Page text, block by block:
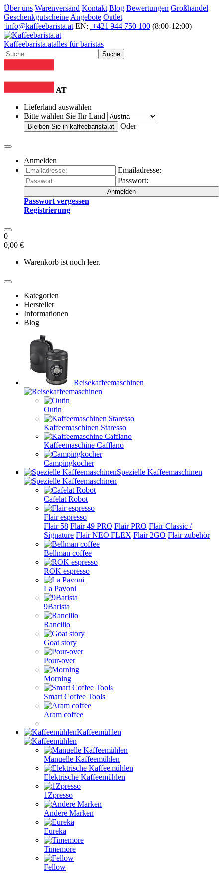
Über uns Warenversand Kontakt Blog Bewertungen Großhandel
Geschenkgutscheine Angebote Outlet
info@kaffeebarista.at EN: +421 944 750 100 (8:00-12:00)
Kaffeebarista.atalles für baristas
Suche
AT
Lieferland auswählen
Bitte wählen Sie Ihr Land
Bleiben Sie in kaffeebarista.at Oder
Anmelden
Emailadresse:
Passwort:
Anmelden
Passwort vergessen
Registrierung
0
0,00 €
Warenkorb ist noch leer.
Kategorien
Hersteller
Informationen
Blog
Reisekaffeemaschinen
Outin
Kaffeemaschinen Staresso
Kaffeemaschine Cafflano
Campingkocher
Spezielle Kaffeemaschinen
Cafelat Robot
Flair espresso
Flair 58 Flair 49 PRO Flair PRO Flair Classic /
Signature Flair NEO FLEX Flair 2GO Flair zubehör
Bellman coffee
ROK espresso
La Pavoni
9Barista
Rancilio
Goat story
Pour-over
Morning
Smart Coffee Tools
Aram coffee
Kaffeemühlen
Manuelle Kaffeemühlen
Elektrische Kaffeemühlen
1Zpresso
Andere Marken
Eureka
Timemore
Fellow